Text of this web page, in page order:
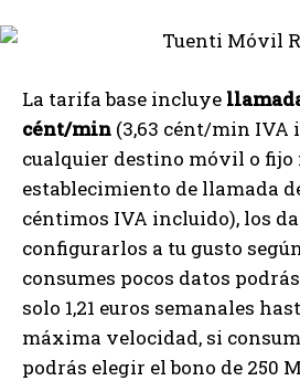
La tarifa base incluye
cént/min (3,63 cént/min IVA
cualquier destino móvil o fijo
establecimiento de llamada
céntimos IVA incluido), los
configurarlos a tu gusto
consumes pocos datos
solo 1,21 euros semanales
máxima velocidad, si
podrás elegir el bono de 250